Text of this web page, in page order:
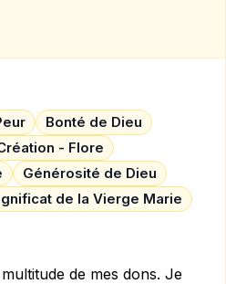
Bonté de Dieu
- Flore
Générosité de Dieu
de la Vierge Marie
de mes dons. Je